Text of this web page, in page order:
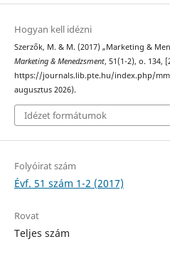
Hogyan kell idézni
Szerzők, M. & M. (2017) „Marketing &
Marketing & Menedzsment, 51(1-2), o. 134,
https://journals.lib.pte.hu/index.php/
augusztus 2026).
Idézet formátumok
Folyóirat szám
Évf. 51 szám 1-2 (2017)
Rovat
Teljes szám